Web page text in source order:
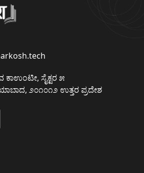
ಸೈಕ್ಟರ ೫
೨೦೧೦೧೨ ಉತ್ತರ ಪ್ರದೇಶ